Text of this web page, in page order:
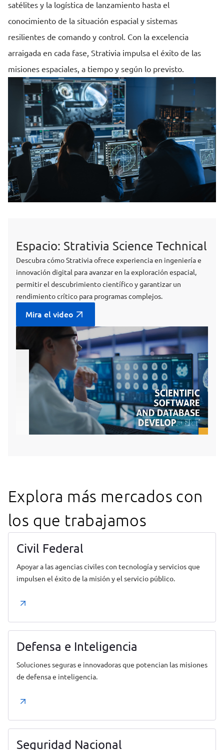
satélites y la logística de lanzamiento hasta el
conocimiento de la situación espacial y sistemas
resilientes de comando y control. Con la excelencia
arraigada en cada fase, Strativia impulsa el éxito de las
misiones espaciales, a tiempo y según lo previsto.
Espacio: Strativia Science Technical
Descubra cómo Strativia ofrece experiencia en ingeniería e
innovación digital para avanzar en la exploración espacial,
permitir el descubrimiento científico y garantizar un
rendimiento crítico para programas complejos.
Mira el video
Explora más mercados con
los que trabajamos
Civil Federal
Apoyar a las agencias civiles con tecnología y servicios que
impulsen el éxito de la misión y el servicio público.
Defensa e Inteligencia
Soluciones seguras e innovadoras que potencian las misiones
de defensa e inteligencia.
Seguridad Nacional